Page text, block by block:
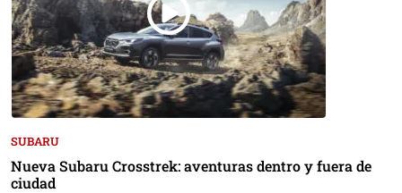
SUBARU
Nueva Subaru Crosstrek: aventuras dentro y fuera de
ciudad